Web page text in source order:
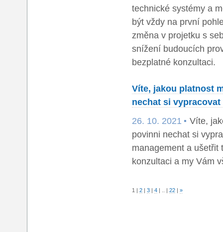
technické systémy a
být vždy na první
změna v projetku s
snížení budoucích
bezplatné konzultaci.
Víte, jakou platnost
nechat si
26. 10. 2021
Víte,
povinni nechat si
management a ušetřit
konzultaci a my Vám
1 2 3 4 22 »